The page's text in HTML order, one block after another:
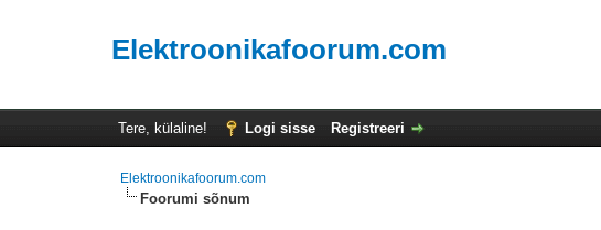
Elektroonikafoorum.com
Tere, külaline! Logi sisse Registreeri
Elektroonikafoorum.com
Foorumi sõnum